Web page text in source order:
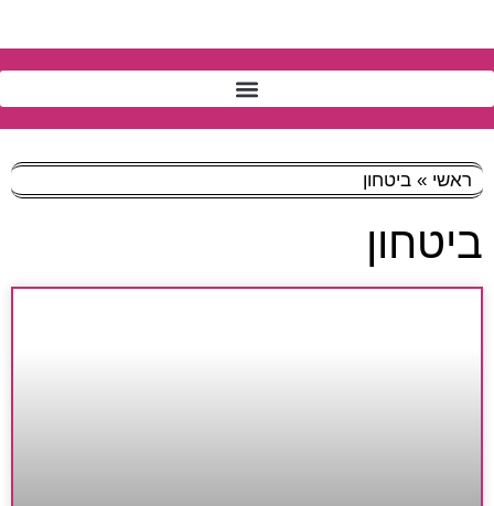
ראשי » ביטחון
ביטחון